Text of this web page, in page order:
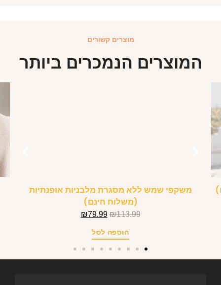
מוצרים קשורים
המוצרים הנמכרים ביותר
משקפי שמש ללא מסגרת מלבניות אופנתיות
(משלוח חינם)
₪113.99
₪79.99
הוספה לסל